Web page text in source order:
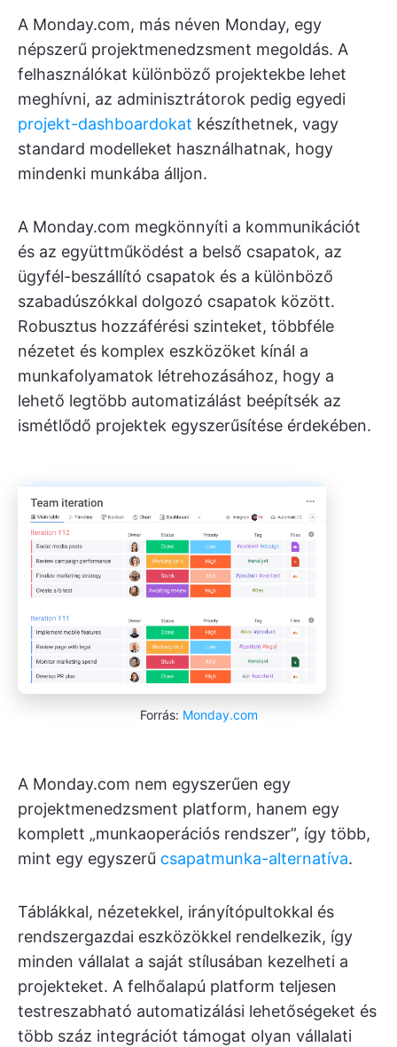
A Monday.com, más néven Monday, egy
népszerű projektmenedzsment megoldás. A
felhasználókat különböző projektekbe lehet
meghívni, az adminisztrátorok pedig egyedi
projekt-dashboardokat készíthetnek, vagy
standard modelleket használhatnak, hogy
mindenki munkába álljon.
A Monday.com megkönnyíti a kommunikációt
és az együttműködést a belső csapatok, az
ügyfél-beszállító csapatok és a különböző
szabadúszókkal dolgozó csapatok között.
Robusztus hozzáférési szinteket, többféle
nézetet és komplex eszközöket kínál a
munkafolyamatok létrehozásához, hogy a
lehető legtöbb automatizálást beépítsék az
ismétlődő projektek egyszerűsítése érdekében.
Forrás: Monday.com
A Monday.com nem egyszerűen egy
projektmenedzsment platform, hanem egy
komplett „munkaoperációs rendszer”, így több,
mint egy egyszerű csapatmunka-alternatíva.
Táblákkal, nézetekkel, irányítópultokkal és
rendszergazdai eszközökkel rendelkezik, így
minden vállalat a saját stílusában kezelheti a
projekteket. A felhőalapú platform teljesen
testreszabható automatizálási lehetőségeket és
több száz integrációt támogat olyan vállalati